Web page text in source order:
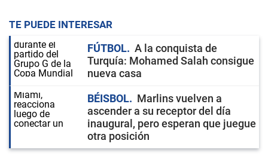
TE PUEDE INTERESAR
FÚTBOL
A la conquista de
Turquía: Mohamed Salah consigue
nueva casa
BÉISBOL
Marlins vuelven a
ascender a su receptor del día
inaugural, pero esperan que juegue
otra posición